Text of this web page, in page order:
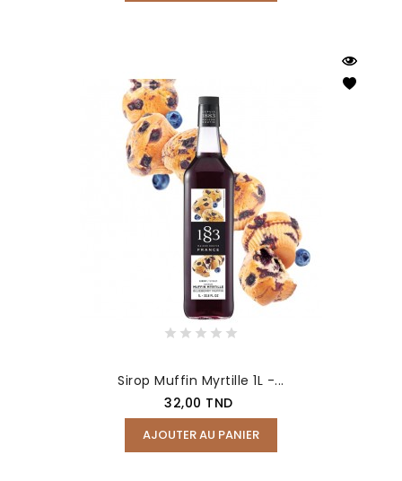
Sirop Muffin Myrtille 1L -...
Prix
32,00 TND
AJOUTER AU PANIER